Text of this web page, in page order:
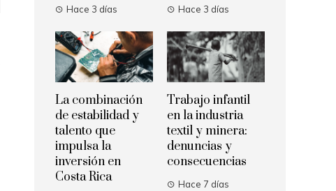
Hace 3 días Hace 3 días
La combinación
de estabilidad y
talento que
impulsa la
inversión en
Costa Rica
Trabajo infantil
en la industria
textil y minera:
denuncias y
consecuencias
Hace 7 días